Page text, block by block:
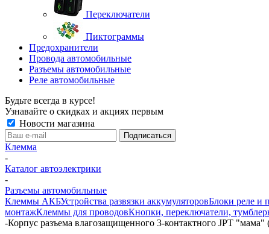
Переключатели
Пиктограммы
Предохранители
Провода автомобильные
Разъемы автомобильные
Реле автомобильные
Будьте всегда в курсе!
Узнавайте о скидках и акциях первым
Новости магазина
Клемма
-
Каталог автоэлектрики
-
Разъемы автомобильные
Клеммы АКБУстройства развязки аккумуляторовБлоки реле и
монтажКлеммы для проводовКнопки, переключатели,
-Корпус разъема влагозащищенного 3-контактного JPT